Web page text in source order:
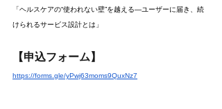
「ヘルスケアの“使われない壁”を越える―ユーザーに届き、続
けられるサービス設計とは」
【申込フォーム】
https://forms.gle/yPwj63moms9QuxNz7